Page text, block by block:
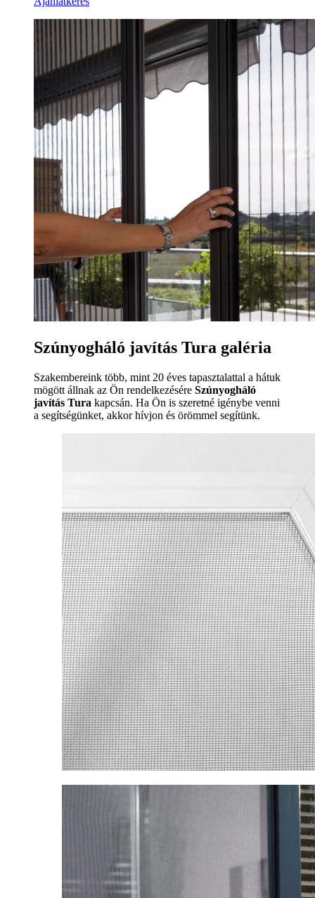
Szúnyogháló javítás Tura galéria
Szakembereink több, mint 20 éves tapasztalattal a hátuk
mögött állnak az Ön rendelkezésére Szúnyogháló
javítás Tura kapcsán. Ha Ön is szeretné igénybe venni
a segítségünket, akkor hívjon és örömmel segítünk.